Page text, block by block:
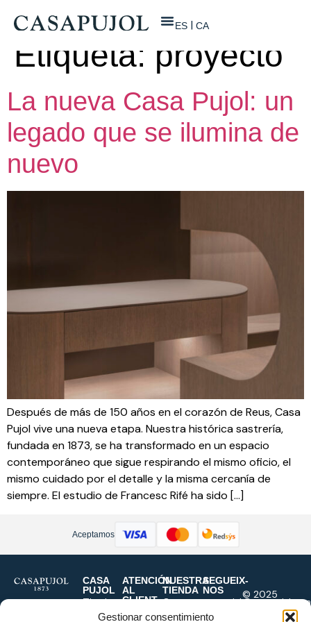
Gestionar consentimiento
ES CA
Etiqueta: proyecto
La nueva Casa Pujol: un
legado que se ilumina de
nuevo
Después de más de 150 años en el corazón de Reus, Casa
Pujol vive una nueva etapa. Nuestra histórica sastrería,
fundada en 1873, se ha transformado en un espacio
contemporáneo que sigue respirando el mismo oficio, el
mismo cuidado por el detalle y la misma cercanía de
siempre. El estudio de Francesc Rifé ha sido […]
Aceptamos
CASA
PUJOL
Tienda
Origen
ATENCIÓN
AL
CLIENT
Contacto
NUESTRA
TIENDA
Casa
Pujol
SEGUEIX-
NOS
casapujol@casapujol.com
977
© 2025